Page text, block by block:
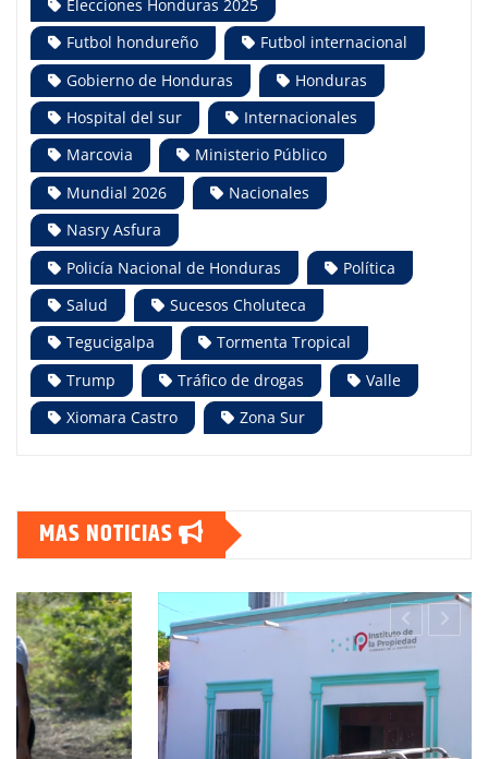
Elecciones Honduras 2025
Futbol hondureño
Futbol internacional
Gobierno de Honduras
Honduras
Hospital del sur
Internacionales
Marcovia
Ministerio Público
Mundial 2026
Nacionales
Nasry Asfura
Policía Nacional de Honduras
Política
Salud
Sucesos Choluteca
Tegucigalpa
Tormenta Tropical
Trump
Tráfico de drogas
Valle
Xiomara Castro
Zona Sur
MAS NOTICIAS